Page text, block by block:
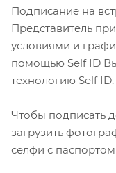
Подписание на
Представитель
условиями и
помощью Self ID
технологию Self ID.
Чтобы подписать
загрузить
селфи с паспортом